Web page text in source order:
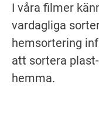
I våra filmer
vardagliga
hemsortering
att sortera
hemma.